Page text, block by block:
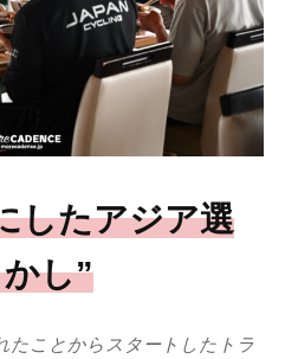
したアジア選
し”
たことからスタートしたトラ